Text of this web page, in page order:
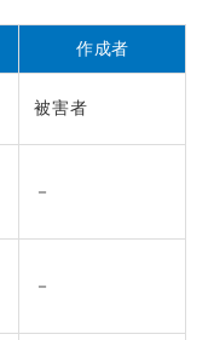
作成者
被害者
－
－